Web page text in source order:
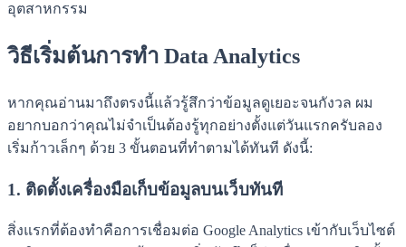
อุตสาหกรรม
วิธีเริ่มต้นการทำ Data Analytics
หากคุณอ่านมาถึงตรงนี้แล้วรู้สึกว่าข้อมูลดูเยอะจนกังวล ผม
อยากบอกว่าคุณไม่จำเป็นต้องรู้ทุกอย่างตั้งแต่วันแรกครับลอง
เริ่มก้าวเล็กๆ ด้วย 3 ขั้นตอนที่ทำตามได้ทันที ดังนี้:
1. ติดตั้งเครื่องมือเก็บข้อมูลบนเว็บทันที
สิ่งแรกที่ต้องทำคือการเชื่อมต่อ Google Analytics เข้ากับเว็บไซต์